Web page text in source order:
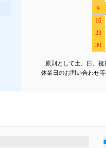
9
16
23
30
原則として土、日、祝
休業日のお問い合わせ